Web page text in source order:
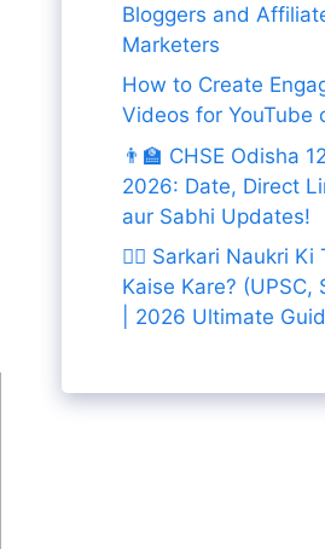
Bloggers and
Marketers
How to Create
Videos for YouTube
👨‍🏫 CHSE Odisha
2026: Date, Direct
aur Sabhi Updates!
👨‍✈️ Sarkari Naukri Ki
Kaise Kare? (UPSC,
| 2026 Ultimate